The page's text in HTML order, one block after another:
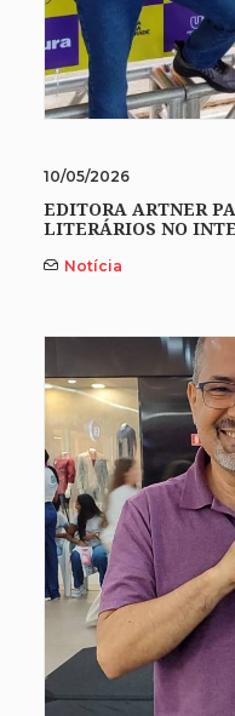
10/05/2026
EDITORA ARTNER
LITERÁRIOS NO
Notícia